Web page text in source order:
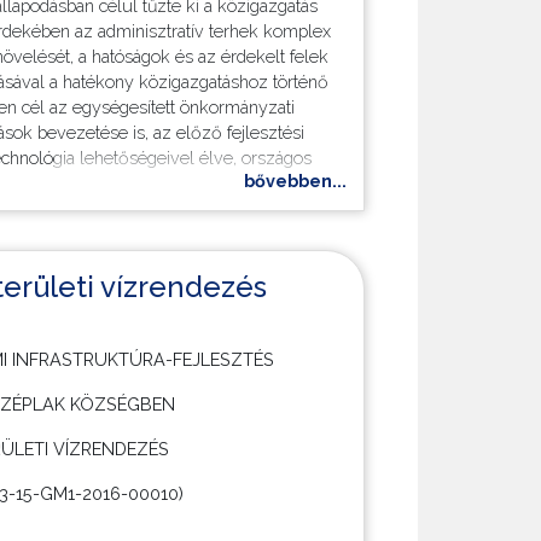
csapadékvizek és felszín alól előtörő
nélküli elvezetése, a belterületen
belvíz elvezető rendszerek
védelme a külterületeken
célul tűzte ki a közigazgatás
az adminisztratív terhek komplex
a hatóságok és az érdekelt felek
a hatékony közigazgatáshoz történő
cél az egységesített önkormányzati
bevezetése is, az előző fejlesztési
lehetőségeivel élve, országos
VALÓ CSATLAKOZÁSA” című
00614 azonosító számú projekt
Hivatal Fertőszéplak Község
látja el feladatait. A két település
fő. A hivatal teljes létszáma érintett a
bővebben...
vízrendezés
INFRASTRUKTÚRA-FEJLESZTÉS
KÖZSÉGBEN
VÍZRENDEZÉS
15-GM1-2016-00010)